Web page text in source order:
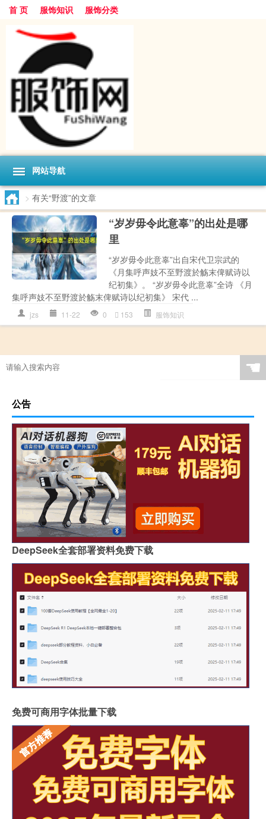
首 页 服饰知识 服饰分类
网站导航
> 有关“野渡”的文章
“岁岁毋令此意辜”的出处是哪
里
“岁岁毋令此意辜”出自宋代卫宗武的
《月集呼声妓不至野渡於觞末俾赋诗以
纪初集》。 “岁岁毋令此意辜”全诗 《月
集呼声妓不至野渡於觞末俾赋诗以纪初集》 宋代 ...
jzs 11-22 0 153 服饰知识
☚
公告
DeepSeek全套部署资料免费下载
免费可商用字体批量下载